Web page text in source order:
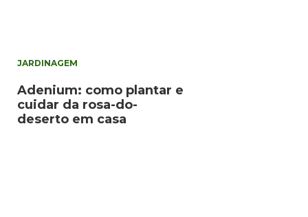
JARDINAGEM
Adenium: como plantar e
cuidar da rosa-do-
deserto em casa